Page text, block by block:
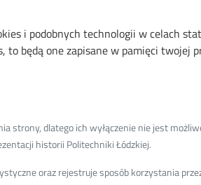
i podobnych technologii w celach
będą one zapisane w pamięci twojej
strony, dlatego ich wyłączenie nie jest
historii Politechniki Łódzkiej.
oraz rejestruje sposób korzystania
Nauce
Współpracy